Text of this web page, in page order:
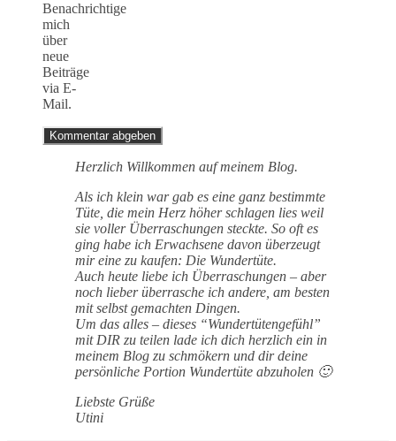
Benachrichtige
mich
über
neue
Beiträge
via E-
Mail.
Herzlich Willkommen auf meinem Blog.
Als ich klein war gab es eine ganz bestimmte
Tüte, die mein Herz höher schlagen lies weil
sie voller Überraschungen steckte. So oft es
ging habe ich Erwachsene davon überzeugt
mir eine zu kaufen: Die Wundertüte.
Auch heute liebe ich Überraschungen – aber
noch lieber überrasche ich andere, am besten
mit selbst gemachten Dingen.
Um das alles – dieses “Wundertütengefühl”
mit DIR zu teilen lade ich dich herzlich ein in
meinem Blog zu schmökern und dir deine
persönliche Portion Wundertüte abzuholen 🙂
Liebste Grüße
Utini